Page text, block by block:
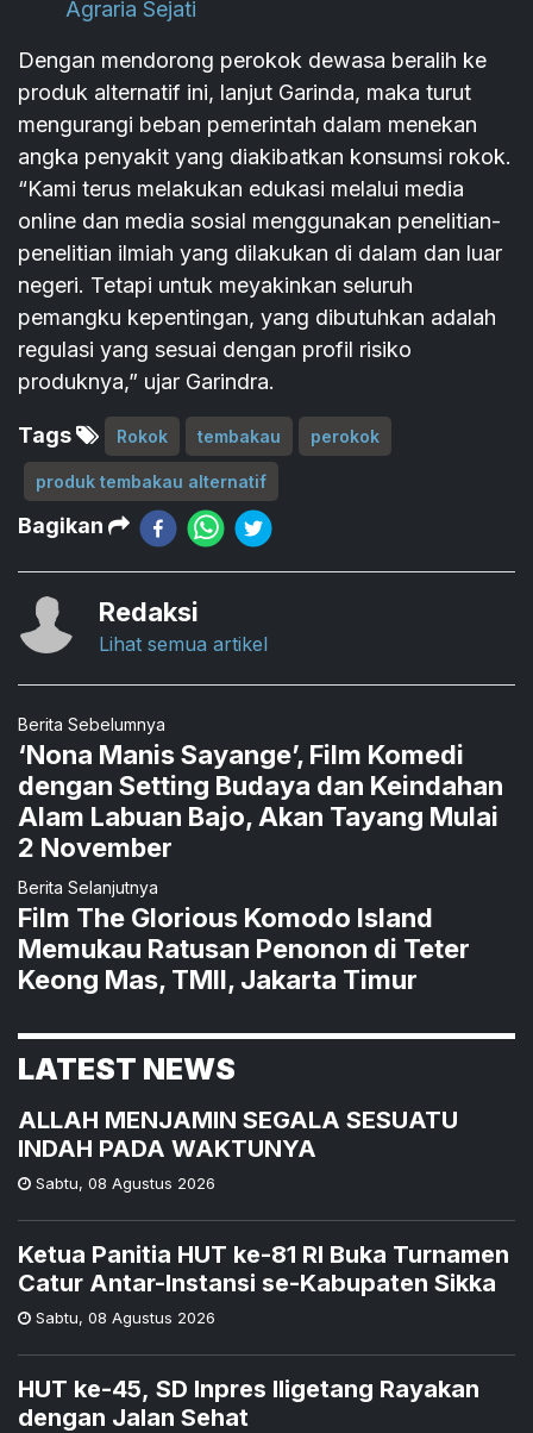
Agraria Sejati
Dengan mendorong perokok dewasa beralih ke
produk alternatif ini, lanjut Garinda, maka turut
mengurangi beban pemerintah dalam menekan
angka penyakit yang diakibatkan konsumsi rokok.
“Kami terus melakukan edukasi melalui media
online dan media sosial menggunakan penelitian-
penelitian ilmiah yang dilakukan di dalam dan luar
negeri. Tetapi untuk meyakinkan seluruh
pemangku kepentingan, yang dibutuhkan adalah
regulasi yang sesuai dengan profil risiko
produknya,” ujar Garindra.
Tags Rokok tembakau perokok
produk tembakau alternatif
Bagikan
Redaksi
Lihat semua artikel
Berita Sebelumnya
‘Nona Manis Sayange’, Film Komedi
dengan Setting Budaya dan Keindahan
Alam Labuan Bajo, Akan Tayang Mulai
2 November
Berita Selanjutnya
Film The Glorious Komodo Island
Memukau Ratusan Penonon di Teter
Keong Mas, TMII, Jakarta Timur
LATEST NEWS
ALLAH MENJAMIN SEGALA SESUATU
INDAH PADA WAKTUNYA
Sabtu, 08 Agustus 2026
Ketua Panitia HUT ke-81 RI Buka Turnamen
Catur Antar-Instansi se-Kabupaten Sikka
Sabtu, 08 Agustus 2026
HUT ke-45, SD Inpres Iligetang Rayakan
dengan Jalan Sehat